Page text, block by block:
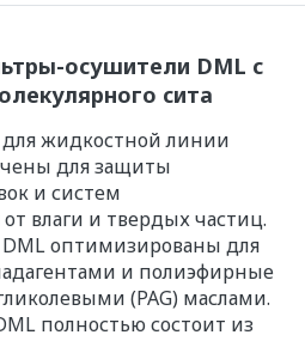
осушители DML с
сита
жидкостной линии
для защиты
и систем
влаги и твердых частиц.
оптимизированы для
и полиэфирные
(PAG) маслами.
полностью состоит из